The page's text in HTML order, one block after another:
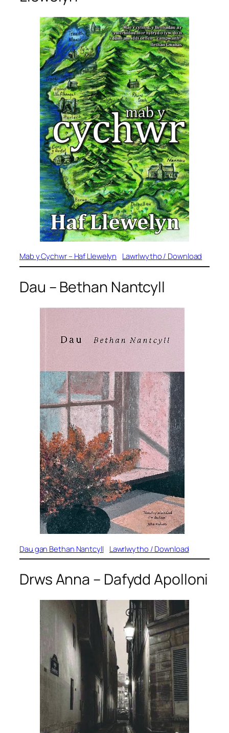
Mab y Cychwr – Haf Llewelyn Lawrlwytho / Download
Dau – Bethan Nantcyll
Dau gan Bethan Nantcyll Lawrlwytho / Download
Drws Anna – Dafydd Apolloni